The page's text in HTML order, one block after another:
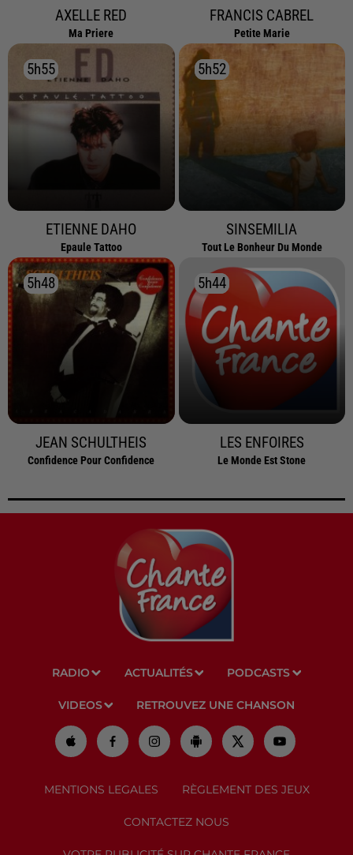
AXELLE RED
Ma Priere
FRANCIS CABREL
Petite Marie
5h55
5h55
ETIENNE DAHO
Epaule Tattoo
5h52
5h52
SINSEMILIA
Tout Le Bonheur Du Monde
5h48
5h48
JEAN SCHULTHEIS
Confidence Pour Confidence
5h44
5h44
LES ENFOIRES
Le Monde Est Stone
RADIO ACTUALITÉS PODCASTS
VIDEOS RETROUVEZ UNE CHANSON
MENTIONS LEGALES RÈGLEMENT DES JEUX
CONTACTEZ NOUS